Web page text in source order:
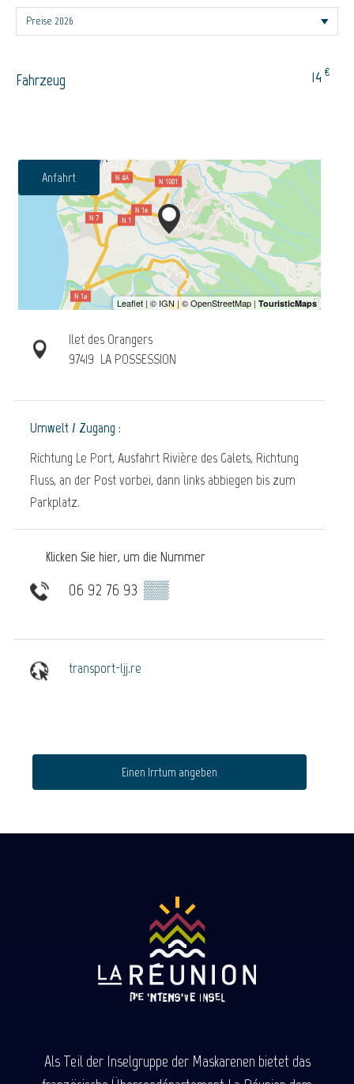
Fahrzeug 14 €
Anfahrt
Ilet des Orangers
97419 LA POSSESSION
Umwelt / Zugang :
Richtung Le Port, Ausfahrt Rivière des Galets, Richtung
Fluss, an der Post vorbei, dann links abbiegen bis zum
Parkplatz.
Klicken Sie hier, um die Nummer
06 92 76 93 ▒▒
transport-ljj.re
Einen Irrtum angeben
Als Teil der Inselgruppe der Maskarenen bietet das